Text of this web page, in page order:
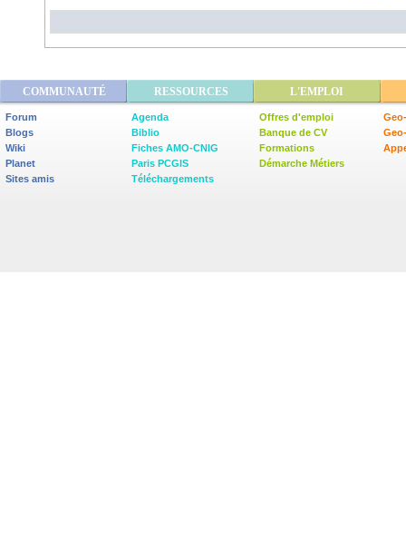
COMMUNAUTÉ RESSOURCES L'EMPLOI
Forum
Blogs
Wiki
Planet
Sites amis
Agenda
Biblio
Fiches AMO-CNIG
Paris PCGIS
Téléchargements
Offres d'emploi
Banque de CV
Formations
Démarche Métiers